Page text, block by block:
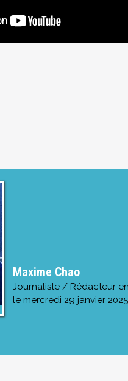
Maxime Chao
Journaliste / Rédacteur
le mercredi 29 janvier